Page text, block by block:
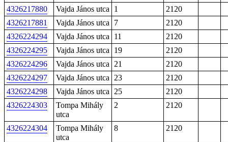
4326217880 Vajda János utca 1
2120
4326217881
Vajda János utca 7
2120
4326224294
Vajda János utca 11
2120
4326224295
Vajda János utca 19
2120
4326224296
Vajda János utca 21
2120
4326224297
Vajda János utca 23
2120
4326224298
Vajda János utca 25
2120
4326224303
Tompa Mihály
utca
2 2120
4326224304
Tompa Mihály
utca
8 2120